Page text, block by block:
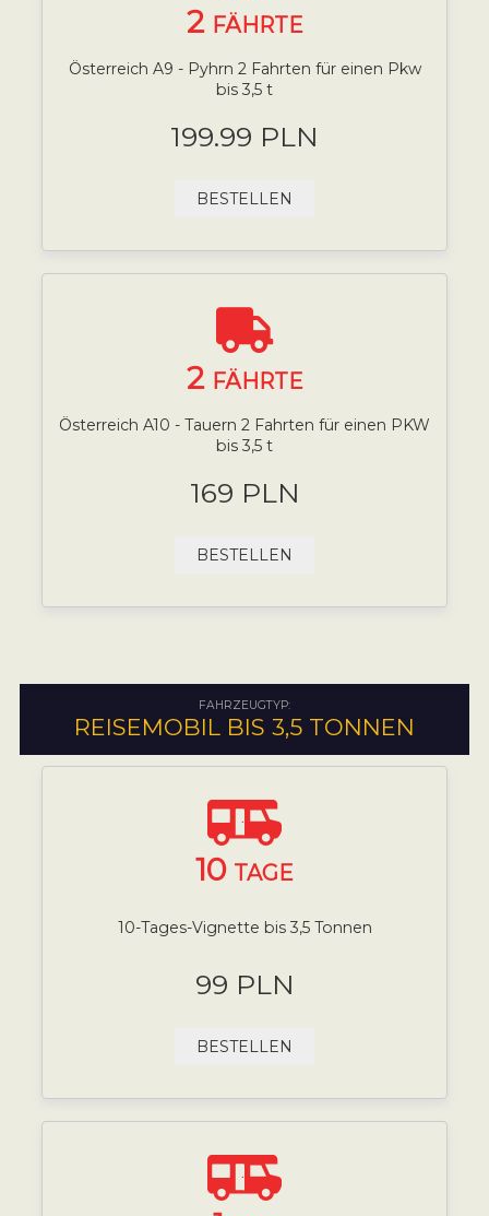
2 FÄHRTE
Österreich A9 - Pyhrn 2 Fahrten für einen Pkw
bis 3,5 t
199.99 PLN
BESTELLEN
2 FÄHRTE
Österreich A10 - Tauern 2 Fahrten für einen PKW
bis 3,5 t
169 PLN
BESTELLEN
FAHRZEUGTYP:
REISEMOBIL BIS 3,5 TONNEN
10 TAGE
10-Tages-Vignette bis 3,5 Tonnen
99 PLN
BESTELLEN